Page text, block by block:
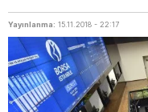
Yayınlanma: 15.11.2018 - 22:17